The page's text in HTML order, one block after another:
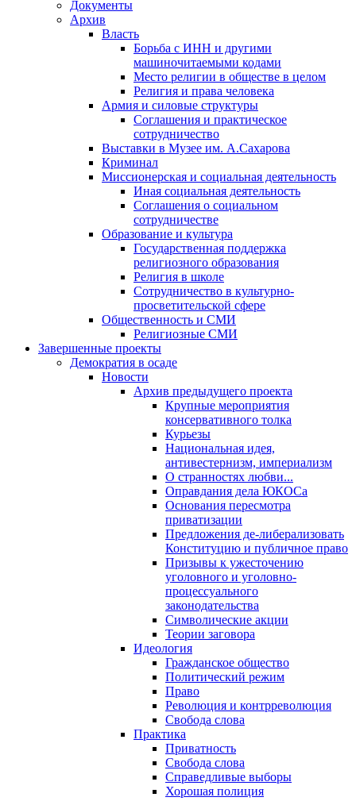
Документы
Архив
Власть
Борьба с ИНН и другими
машиночитаемыми кодами
Место религии в обществе в целом
Религия и права человека
Армия и силовые структуры
Соглашения и практическое
сотрудничество
Выставки в Музее им. А.Сахарова
Криминал
Миссионерская и социальная деятельность
Иная социальная деятельность
Соглашения о социальном
сотрудничестве
Образование и культура
Государственная поддержка
религиозного образования
Религия в школе
Сотрудничество в культурно-
просветительской сфере
Общественность и СМИ
Религиозные СМИ
Завершенные проекты
Демократия в осаде
Новости
Архив предыдущего проекта
Крупные мероприятия
консервативного толка
Курьезы
Национальная идея,
антивестернизм, империализм
О странностях любви...
Оправдания дела ЮКОСа
Основания пересмотра
приватизации
Предложения де-либерализовать
Конституцию и публичное право
Призывы к ужесточению
уголовного и уголовно-
процессуального
законодательства
Символические акции
Теории заговора
Идеология
Гражданское общество
Политический режим
Право
Революция и контрреволюция
Свобода слова
Практика
Приватность
Свобода слова
Справедливые выборы
Хорошая полиция